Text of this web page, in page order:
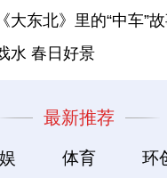
大东北》里的“中车”
水 春日好景
最新推荐
体育 环